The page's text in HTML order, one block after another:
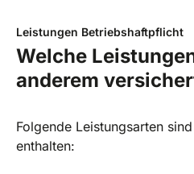
Leistungen Betriebshaftpflicht
Welche
anderem
Folgende Leistungsarten
enthalten: